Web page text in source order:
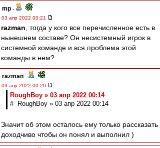
mp -
03 апр 2022 00:21
razman , тогда у кого все перечисленное есть в
нынешнем составе? Он несистемный игрок в
системной команде и вся проблема этой
команды в нем?
razman -
03 апр 2022 00:20
RoughBoy » 03 апр 2022 00:14
# RoughBoy » 03 апр 2022 00:14
Значит об этом осталось ему только рассказать
доходчиво чтобы он понял и выполнил )